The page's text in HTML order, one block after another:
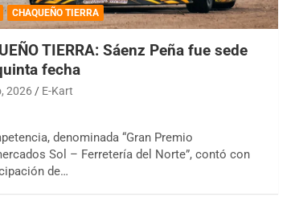
CHAQUEÑO TIERRA
TIERRA: Sáenz Peña fue sede
fecha
2026 E-Kart
denominada “Gran Premio
Sol – Ferretería del Norte”, contó con
de…